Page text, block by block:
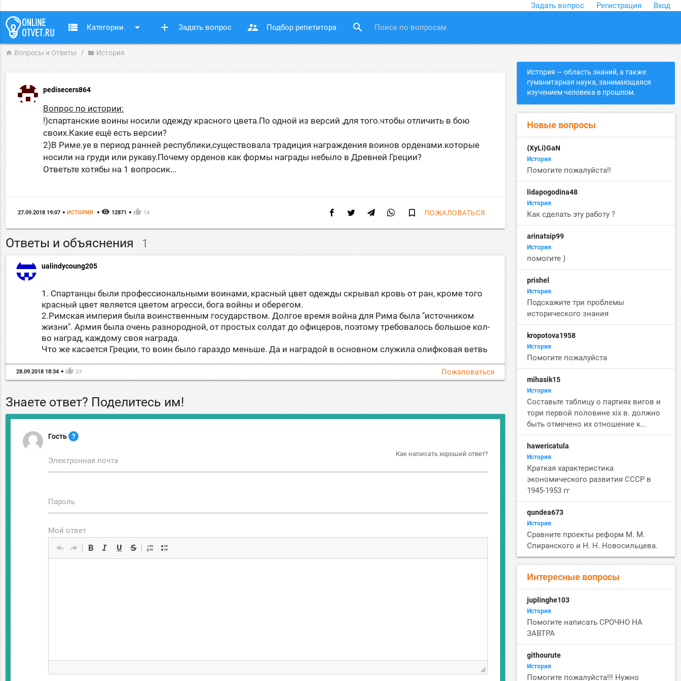
Задать вопрос Регистрация Вход
view_list Категории arrow_drop_down add Задать вопрос supervisor_account Подбор репетитора search
home Вопросы и Ответы folder История
pedisecers864
Вопрос по истории:
!)спартанские воины носили одежду красного цвета.По одной из версий ,для того.чтобы отличить в бою
своих.Какие ещё есть версии?
2)В Риме.уе в период ранней республики,существовала традиция награждения воинов орденами.которые
носили на груди или рукаву.Почему орденов как формы награды небыло в Древней Греции?
Ответьте хотябы на 1 вопросик...
ПОЖАЛОВАТЬСЯ
bookmark_border
27.09.2018 19:07 ИСТОРИЯ remove_red_eye 12871 thumb_up 14
Ответы и объяснения 1
ualindycoung205
1. Спартанцы были профессиональными воинами, красный цвет одежды скрывал кровь от ран, кроме того
красный цвет является цветом агресси, бога войны и оберегом.
2.Римская империя была воинственным государством. Долгое время война для Рима была "источником
жизни". Армия была очень разнородной, от простых солдат до офицеров, поэтому требовалось большое кол-
во наград, каждому своя награда.
Что же касается Греции, то воин было гараздо меньше. Да и наградой в основном служила олифковая ветвь
Пожаловаться
28.09.2018 18:34 thumb_up 23
Знаете ответ? Поделитесь им!
Гость ?
Как написать хороший ответ?
Электронная почта
Пароль
Мой ответ
История — область знаний, а также
гуманитарная наука, занимающаяся
изучением человека в прошлом.
Новые вопросы
{XyLi}GaN
История
Помогите пожалуйста!!
lidapogodina48
История
Как сделать эту работу ?
arinatsip99
История
помогите )
prishel
История
Подскажите три проблемы
исторического знания
kropotova1958
История
Помогите пожалуйста
mihasik15
История
Cоставьте таблицу о партиях вигов и
тори первой половине xix в. должно
быть отмечено их отношение к...
hawericatula
История
Краткая характеристика
экономического развития СССР в
1945-1953 гг
qundea673
История
Сравните проекты реформ М. М.
Спиранского и Н. Н. Новосильцева.
Интересные вопросы
juplinghe103
История
Помогите написать СРОЧНО НА
ЗАВТРА
githourute
История
Помогите пожалуйста!!! Нужно